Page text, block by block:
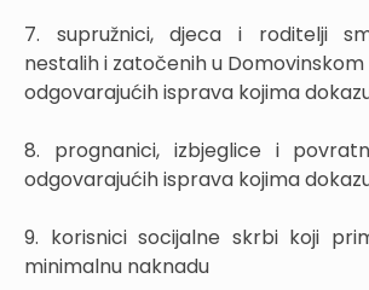
7. supružnici, djeca i roditelji
nestalih i zatočenih u
odgovarajućih isprava kojima
8. prognanici, izbjeglice i
odgovarajućih isprava kojima
9. korisnici socijalne skrbi koji
minimalnu naknadu